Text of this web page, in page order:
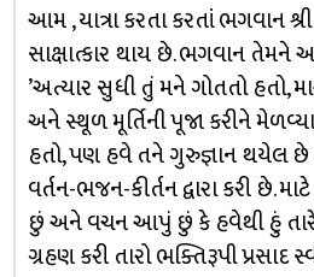
આમ , યાત્રા કરતા કરતાં ભગવાન
સાક્ષાત્કાર થાય છે. ભગવાન
’અત્યાર સુધી તું મને ગોતતો હતો,
અને સ્થૂળ મૂર્તિની પૂજા કરીને
હતો, પણ હવે તને ગુરુજ્ઞાન થયેલ છે
વર્તન-ભજન-કીર્તન દ્વારા કરી છે.
છું અને વચન આપું છું કે હવેથી હું
ગ્રહણ કરી તારો ભક્તિરૂપી પ્રસાદ